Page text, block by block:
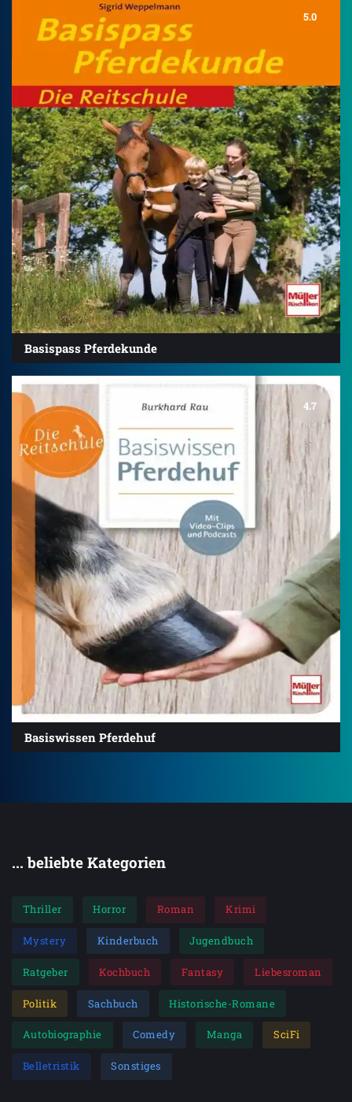
5.0
Basispass Pferdekunde
4.7
Basiswissen Pferdehuf
... beliebte Kategorien
Thriller Horror Roman Krimi
Mystery Kinderbuch Jugendbuch
Ratgeber Kochbuch Fantasy Liebesroman
Politik Sachbuch Historische-Romane
Autobiographie Comedy Manga SciFi
Belletristik Sonstiges